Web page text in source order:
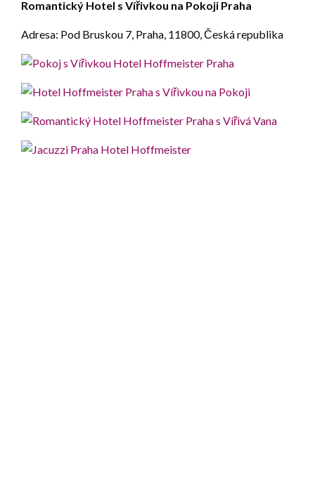
Romantický Hotel s Vířivkou na Pokoji Praha
Adresa: Pod Bruskou 7, Praha, 11800, Česká republika